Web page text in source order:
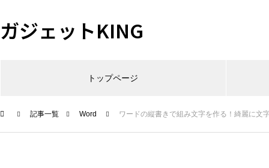
ガジェットKING
トップページ
記事一覧 Word ワードの縦書きで組み文字を作る！綺麗に文